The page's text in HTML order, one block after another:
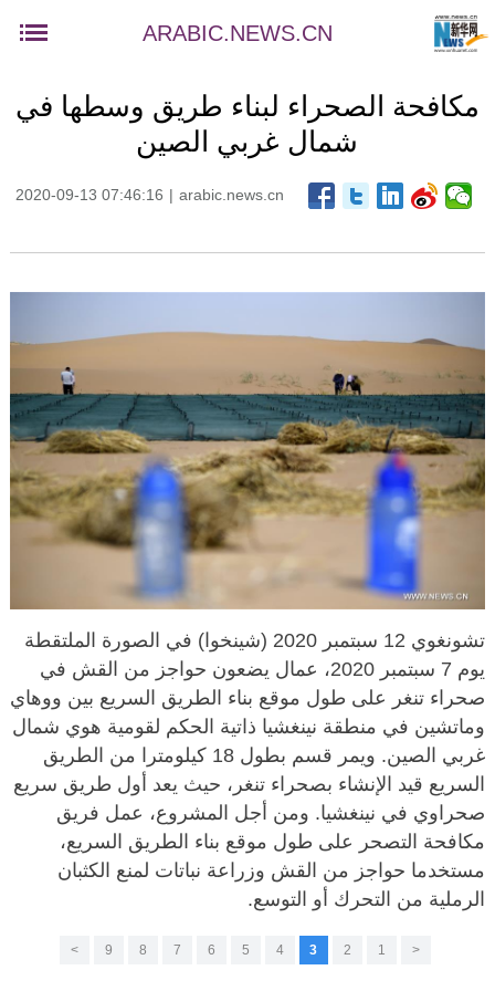
ARABIC.NEWS.CN
مكافحة الصحراء لبناء طريق وسطها في
شمال غربي الصين
2020-09-13 07:46:16 | arabic.news.cn
تشونغوي 12 سبتمبر 2020 (شينخوا) في الصورة الملتقطة
يوم 7 سبتمبر 2020، عمال يضعون حواجز من القش في
صحراء تنغر على طول موقع بناء الطريق السريع بين ووهاي
وماتشين في منطقة نينغشيا ذاتية الحكم لقومية هوي شمال
غربي الصين. ويمر قسم بطول 18 كيلومترا من الطريق
السريع قيد الإنشاء بصحراء تنغر، حيث يعد أول طريق سريع
صحراوي في نينغشيا. ومن أجل المشروع، عمل فريق
مكافحة التصحر على طول موقع بناء الطريق السريع،
مستخدما حواجز من القش وزراعة نباتات لمنع الكثبان
الرملية من التحرك أو التوسع.
<
1
2
3
4
5
6
7
8
9
>